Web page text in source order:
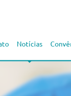
Notícias